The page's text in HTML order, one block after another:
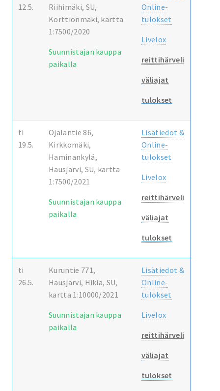
12.5.
Riihimäki, SU,
Korttionmäki, kartta
1:7500/2020
Suunnistajan kauppa
paikalla
Online-
tulokset
Livelox
reittihärveli
väliajat
tulokset
ti
19.5.
Ojalantie 86,
Kirkkomäki,
Haminankylä,
Hausjärvi, SU, kartta
1:7500/2021
Suunnistajan kauppa
paikalla
Lisätiedot &
Online-
tulokset
Livelox
reittihärveli
väliajat
tulokset
ti
26.5.
Kuruntie 771,
Hausjärvi, Hikiä, SU,
kartta 1:10000/2021
Suunnistajan kauppa
paikalla
Lisätiedot &
Online-
tulokset
Livelox
reittihärveli
väliajat
tulokset